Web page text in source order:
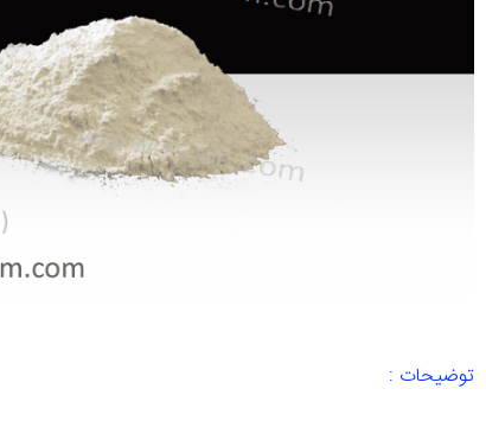
توضیحات :